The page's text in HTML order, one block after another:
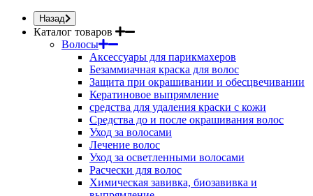
Назад
Каталог товаров
Волосы
Аксессуары для парикмахеров
Безаммиачная краска для волос
Защита при окрашивании и обесцвечивании
Кератиновое выпрямление
средства для удаления краски с кожи
Средства до и после окрашивания волос
Уход за волосами
Лечение волос
Уход за осветленными волосами
Расчески для волос
Химическая завивка, биозавивка и